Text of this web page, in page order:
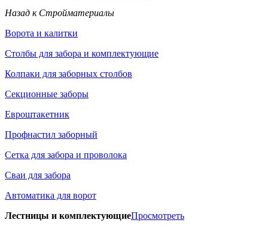
Назад к Стройматериалы
Ворота и калитки
Столбы для забора и комплектующие
Колпаки для заборных столбов
Секционные заборы
Евроштакетник
Профнастил заборный
Сетка для забора и проволока
Сваи для забора
Автоматика для ворот
Лестницы и комплектующиеПросмотреть